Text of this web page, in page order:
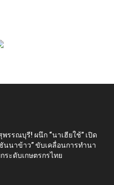
พรรณบุรี! ผนึก “นาเฮียใช้” เปิด
นนาข้าว” ขับเคลื่อนการทำนา
ระดับเกษตรกรไทย